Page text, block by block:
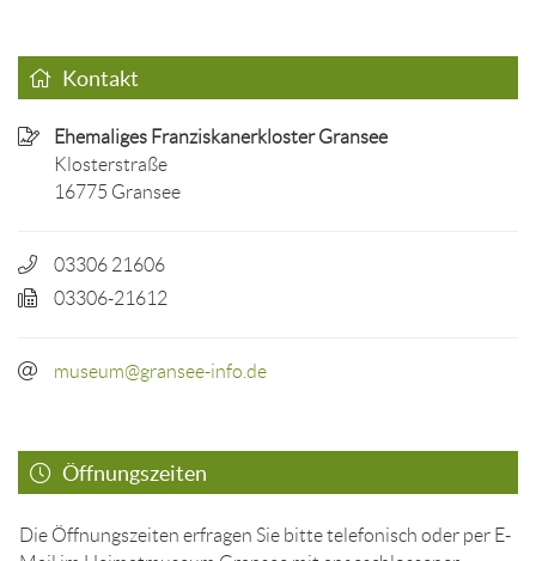
Kontakt
Ehemaliges Franziskanerkloster Gransee
Klosterstraße
16775 Gransee
03306 21606
03306-21612
museum@gransee-info.de
Öffnungszeiten
Die Öffnungszeiten erfragen Sie bitte telefonisch oder per E-